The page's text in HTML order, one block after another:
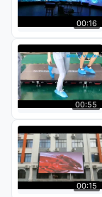
00:16
00:55
00:15